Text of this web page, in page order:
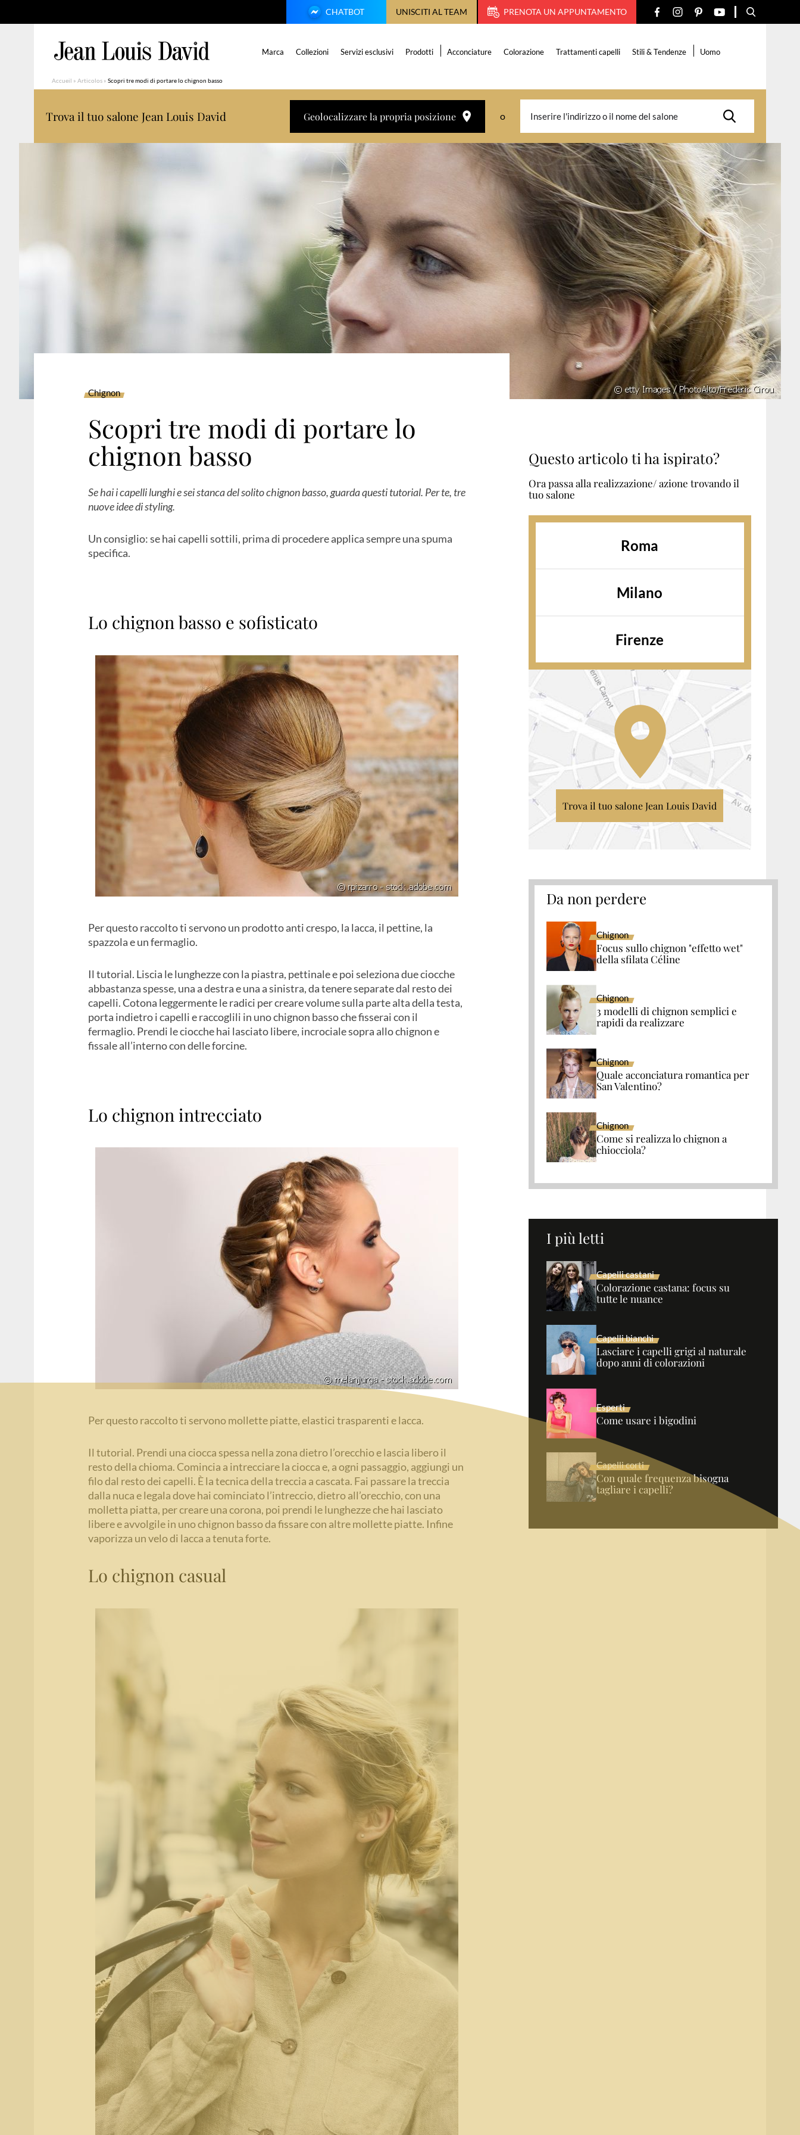
CHATBOT UNISCITI AL TEAM PRENOTA UN APPUNTAMENTO
Marca Collezioni Servizi esclusivi Prodotti Acconciature Colorazione Trattamenti capelli Stili & Tendenze Uomo
Accueil » Articolos » Scopri tre modi di portare lo chignon basso
Trova il tuo salone Jean Louis David Geolocalizzare la propria posizione o
Chignon
Scopri tre modi di portare lo
chignon basso
Se hai i capelli lunghi e sei stanca del solito chignon basso, guarda questi tutorial. Per te, tre
nuove idee di styling.
Un consiglio: se hai capelli sottili, prima di procedere applica sempre una spuma
specifica.
Lo chignon basso e sofisticato
Per questo raccolto ti servono un prodotto anti crespo, la lacca, il pettine, la
spazzola e un fermaglio.
Il tutorial. Liscia le lunghezze con la piastra, pettinale e poi seleziona due ciocche
abbastanza spesse, una a destra e una a sinistra, da tenere separate dal resto dei
capelli. Cotona leggermente le radici per creare volume sulla parte alta della testa,
porta indietro i capelli e raccoglili in uno chignon basso che fisserai con il
fermaglio. Prendi le ciocche hai lasciato libere, incrociale sopra allo chignon e
fissale all’interno con delle forcine.
Lo chignon intrecciato
Per questo raccolto ti servono mollette piatte, elastici trasparenti e lacca.
Il tutorial. Prendi una ciocca spessa nella zona dietro l’orecchio e lascia libero il
resto della chioma. Comincia a intrecciare la ciocca e, a ogni passaggio, aggiungi un
filo dal resto dei capelli. È la tecnica della treccia a cascata. Fai passare la treccia
dalla nuca e legala dove hai cominciato l’intreccio, dietro all’orecchio, con una
molletta piatta, per creare una corona, poi prendi le lunghezze che hai lasciato
libere e avvolgile in uno chignon basso da fissare con altre mollette piatte. Infine
vaporizza un velo di lacca a tenuta forte.
Lo chignon casual
Questo articolo ti ha ispirato?
Ora passa alla realizzazione/ azione trovando il
tuo salone
Roma
Milano
Firenze
Trova il tuo salone Jean Louis David
Da non perdere
Chignon
Focus sullo chignon "effetto wet"
della sfilata Céline
Chignon
3 modelli di chignon semplici e
rapidi da realizzare
Chignon
Quale acconciatura romantica per
San Valentino?
Chignon
Come si realizza lo chignon a
chiocciola?
I più letti
Capelli castani
Colorazione castana: focus su
tutte le nuance
Capelli bianchi
Lasciare i capelli grigi al naturale
dopo anni di colorazioni
Esperti
Come usare i bigodini
Capelli corti
Con quale frequenza bisogna
tagliare i capelli?